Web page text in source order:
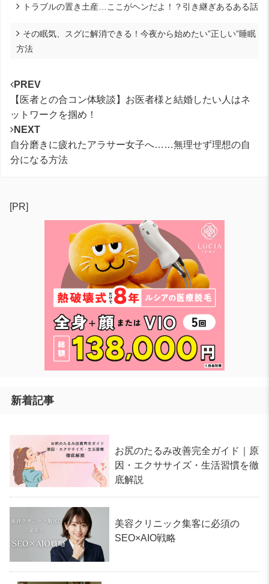
トラブルの置き土産…ここがヘンだよ！？引き継ぎあるある話
その眠気、スグに解消できる！今夜から始めたい”正しい”睡眠
方法
PREV
【医者との合コン体験談】お医者様と結婚したい人はネ
ットワークを掴め！
NEXT
自分磨きに疲れたアラサー女子へ……無理せず理想の自
分になる方法
[PR]
新着記事
お尻のたるみ改善完全ガイド｜原
因・エクササイズ・生活習慣を徹
底解説
美容クリニック集客に必須の
SEO×AIO戦略